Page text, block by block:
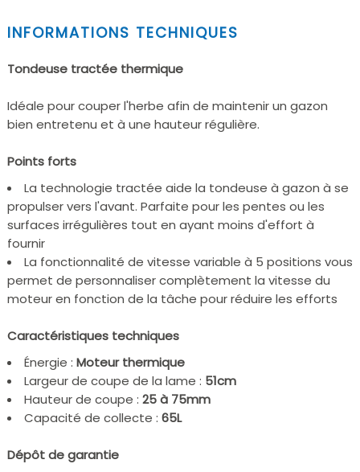
INFORMATIONS TECHNIQUES
Tondeuse tractée thermique
Idéale pour couper l'herbe afin de maintenir un gazon
bien entretenu et à une hauteur régulière.
Points forts
La technologie tractée aide la tondeuse à gazon à se
propulser vers l'avant. Parfaite pour les pentes ou les
surfaces irrégulières tout en ayant moins d'effort à
fournir
La fonctionnalité de vitesse variable à 5 positions vous
permet de personnaliser complètement la vitesse du
moteur en fonction de la tâche pour réduire les efforts
Caractéristiques techniques
Énergie : Moteur thermique
Largeur de coupe de la lame : 51cm
Hauteur de coupe : 25 à 75mm
Capacité de collecte : 65L
Dépôt de garantie